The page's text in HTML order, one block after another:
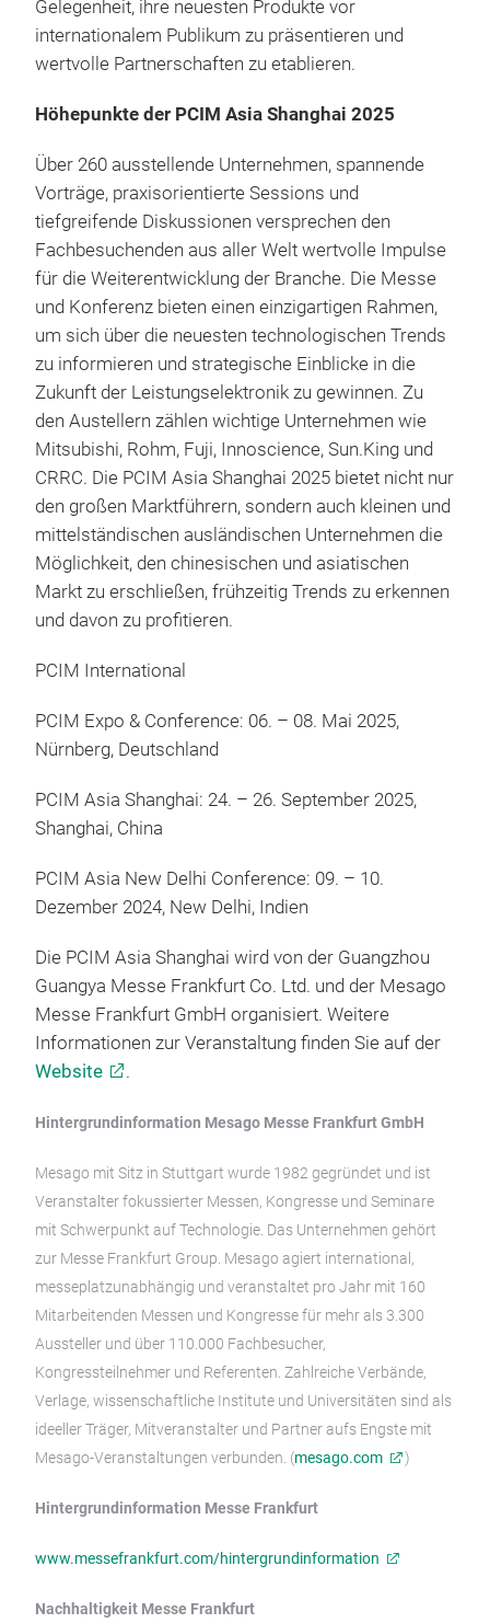
Gelegenheit, ihre neuesten Produkte vor
internationalem Publikum zu präsentieren und
wertvolle Partnerschaften zu etablieren.
Höhepunkte der PCIM Asia Shanghai 2025
Über 260 ausstellende Unternehmen, spannende
Vorträge, praxisorientierte Sessions und
tiefgreifende Diskussionen versprechen den
Fachbesuchenden aus aller Welt wertvolle Impulse
für die Weiterentwicklung der Branche. Die Messe
und Konferenz bieten einen einzigartigen Rahmen,
um sich über die neuesten technologischen Trends
zu informieren und strategische Einblicke in die
Zukunft der Leistungselektronik zu gewinnen. Zu
den Austellern zählen wichtige Unternehmen wie
Mitsubishi, Rohm, Fuji, Innoscience, Sun.King und
CRRC. Die PCIM Asia Shanghai 2025 bietet nicht nur
den großen Marktführern, sondern auch kleinen und
mittelständischen ausländischen Unternehmen die
Möglichkeit, den chinesischen und asiatischen
Markt zu erschließen, frühzeitig Trends zu erkennen
und davon zu profitieren.
PCIM International
PCIM Expo & Conference: 06. – 08. Mai 2025,
Nürnberg, Deutschland
PCIM Asia Shanghai: 24. – 26. September 2025,
Shanghai, China
PCIM Asia New Delhi Conference: 09. – 10.
Dezember 2024, New Delhi, Indien
Die PCIM Asia Shanghai wird von der Guangzhou
Guangya Messe Frankfurt Co. Ltd. und der Mesago
Messe Frankfurt GmbH organisiert. Weitere
Informationen zur Veranstaltung finden Sie auf der
Website
.
Hintergrundinformation Mesago Messe Frankfurt GmbH
Mesago mit Sitz in Stuttgart wurde 1982 gegründet und ist
Veranstalter fokussierter Messen, Kongresse und Seminare
mit Schwerpunkt auf Technologie. Das Unternehmen gehört
zur Messe Frankfurt Group. Mesago agiert international,
messeplatzunabhängig und veranstaltet pro Jahr mit 160
Mitarbeitenden Messen und Kongresse für mehr als 3.300
Aussteller und über 110.000 Fachbesucher,
Kongressteilnehmer und Referenten. Zahlreiche Verbände,
Verlage, wissenschaftliche Institute und Universitäten sind als
ideeller Träger, Mitveranstalter und Partner aufs Engste mit
Mesago-Veranstaltungen verbunden. (mesago.com )
Hintergrundinformation Messe Frankfurt
www.messefrankfurt.com/hintergrundinformation
Nachhaltigkeit Messe Frankfurt